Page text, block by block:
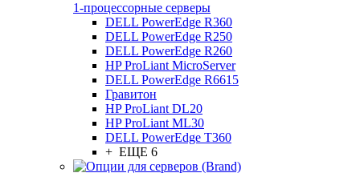
1-процессорные серверы
DELL PowerEdge R360
DELL PowerEdge R250
DELL PowerEdge R260
HP ProLiant MicroServer
DELL PowerEdge R6615
Гравитон
HP ProLiant DL20
HP ProLiant ML30
DELL PowerEdge T360
+ ЕЩЕ 6